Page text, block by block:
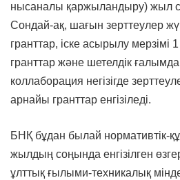
нысаналы қаржыландыру) жыл
Сондай-ақ, шағын зерттеулер
гранттар, іске асырылу мерзімі
гранттар және шетелдік
коллаборация негізігде
арнайы гранттар енгізіледі.
БНҚ бұдан былай нормативтік-
жылдың соңында енгізілген
ұлттық ғылыми-техникалық